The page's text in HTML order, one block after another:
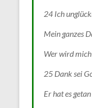
24 Ich
Mein ganzes
Wer wird
25 Dank sei
Er hat es getan